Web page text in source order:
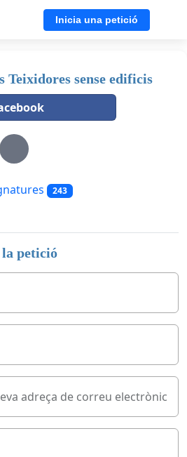
Inicia una petició
Teixidores sense edificis
243
petició
adreça de correu electrònic